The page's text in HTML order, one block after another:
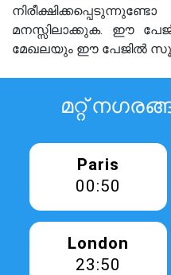
മനസ്സിലാക്കുക. ഈ
മേഖലയും ഈ പേജിൽ
മറ്റ്
Paris
00:50
London
23:50